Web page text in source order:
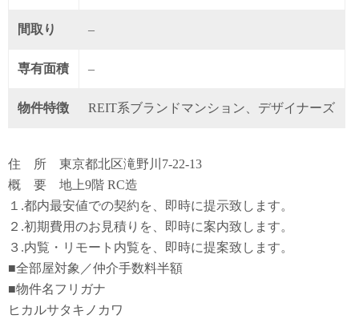
間取り –
専有面積 –
物件特徴 REIT系ブランドマンション、デザイナーズ
住 所 東京都北区滝野川7-22-13
概 要 地上9階 RC造
１.都内最安値での契約を、即時に提示致します。
２.初期費用のお見積りを、即時に案内致します。
３.内覧・リモート内覧を、即時に提案致します。
■全部屋対象／仲介手数料半額
■物件名フリガナ
ヒカルサタキノカワ